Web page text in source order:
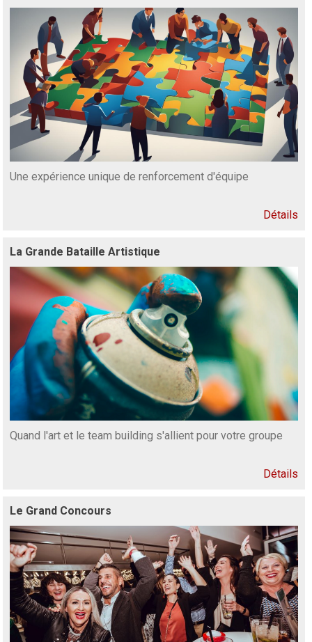
Une expérience unique de renforcement d'équipe
Détails
La Grande Bataille Artistique
Quand l'art et le team building s'allient pour votre groupe
Détails
Le Grand Concours